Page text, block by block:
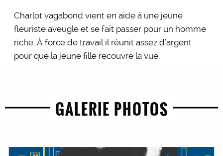
Charlot vagabond vient en aide à une jeune
fleuriste aveugle et se fait passer pour un homme
riche. À force de travail il réunit assez d’argent
pour que la jeune fille recouvre la vue.
GALERIE PHOTOS